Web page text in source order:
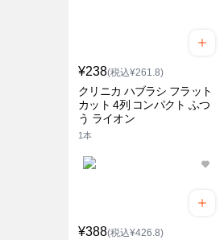
¥238(税込¥261.8)
クリニカ ハブラシ フラット
カット 4列 コンパクト ふつ
う ライオン
1本
¥388(税込¥426.8)